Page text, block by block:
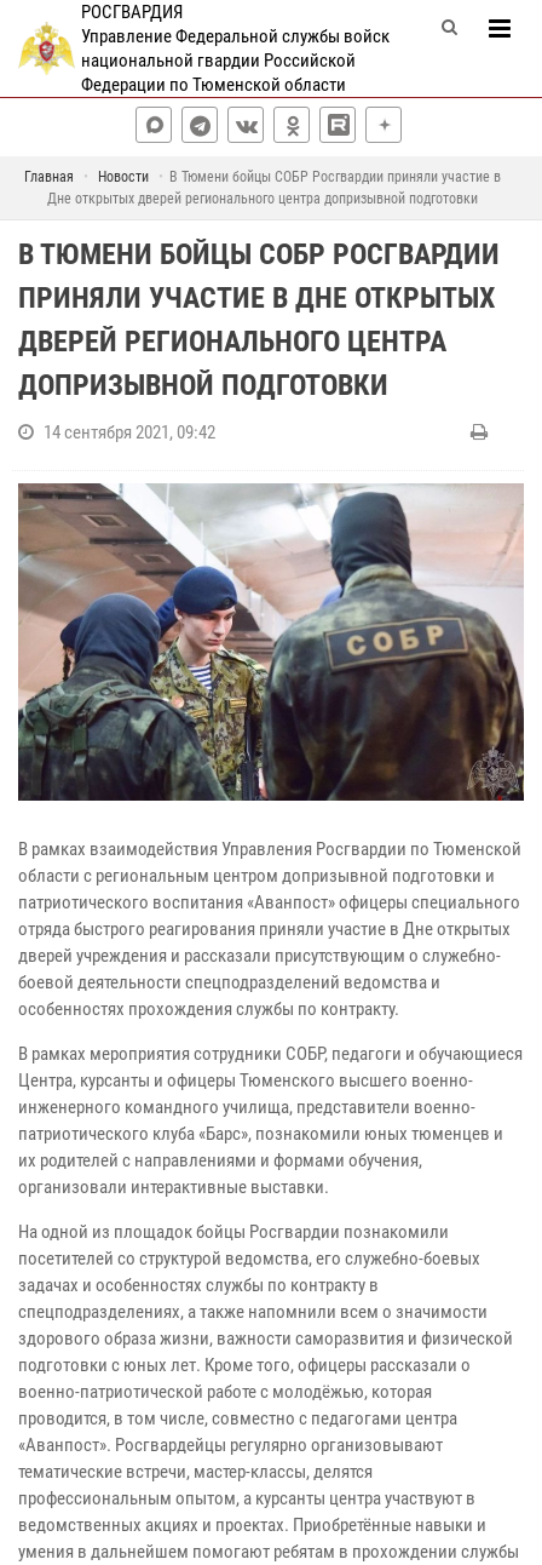
РОСГВАРДИЯ
Управление Федеральной службы войск
национальной гвардии Российской
Федерации по Тюменской области
Главная Новости
В Тюмени бойцы СОБР Росгвардии приняли участие в
Дне открытых дверей регионального центра допризывной подготовки
В ТЮМЕНИ БОЙЦЫ СОБР РОСГВАРДИИ
ПРИНЯЛИ УЧАСТИЕ В ДНЕ ОТКРЫТЫХ
ДВЕРЕЙ РЕГИОНАЛЬНОГО ЦЕНТРА
ДОПРИЗЫВНОЙ ПОДГОТОВКИ
14 сентября 2021, 09:42
В рамках взаимодействия Управления Росгвардии по Тюменской
области с региональным центром допризывной подготовки и
патриотического воспитания «Аванпост» офицеры специального
отряда быстрого реагирования приняли участие в Дне открытых
дверей учреждения и рассказали присутствующим о служебно-
боевой деятельности спецподразделений ведомства и
особенностях прохождения службы по контракту.
В рамках мероприятия сотрудники СОБР, педагоги и обучающиеся
Центра, курсанты и офицеры Тюменского высшего военно-
инженерного командного училища, представители военно-
патриотического клуба «Барс», познакомили юных тюменцев и
их родителей с направлениями и формами обучения,
организовали интерактивные выставки.
На одной из площадок бойцы Росгвардии познакомили
посетителей со структурой ведомства, его служебно-боевых
задачах и особенностях службы по контракту в
спецподразделениях, а также напомнили всем о значимости
здорового образа жизни, важности саморазвития и физической
подготовки с юных лет. Кроме того, офицеры рассказали о
военно-патриотической работе с молодёжью, которая
проводится, в том числе, совместно с педагогами центра
«Аванпост». Росгвардейцы регулярно организовывают
тематические встречи, мастер-классы, делятся
профессиональным опытом, а курсанты центра участвуют в
ведомственных акциях и проектах. Приобретённые навыки и
умения в дальнейшем помогают ребятам в прохождении службы